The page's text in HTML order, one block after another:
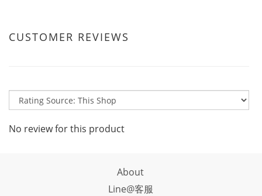
CUSTOMER REVIEWS
No review for this product
About
Line@客服